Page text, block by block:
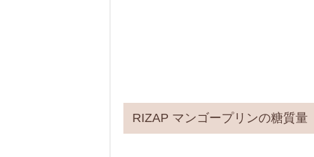
RIZAP マンゴープリンの糖質量